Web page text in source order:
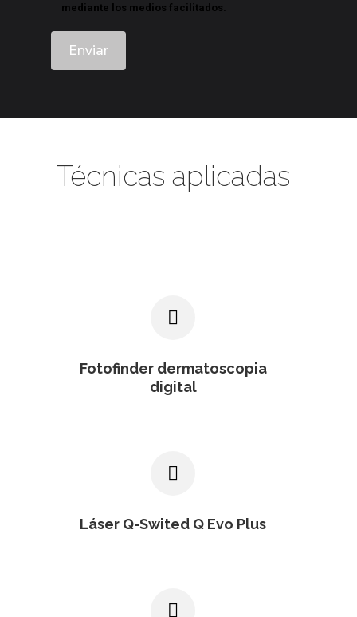
mediante los medios facilitados.
Técnicas aplicadas
Fotofinder dermatoscopia
digital
Láser Q-Swited Q Evo Plus